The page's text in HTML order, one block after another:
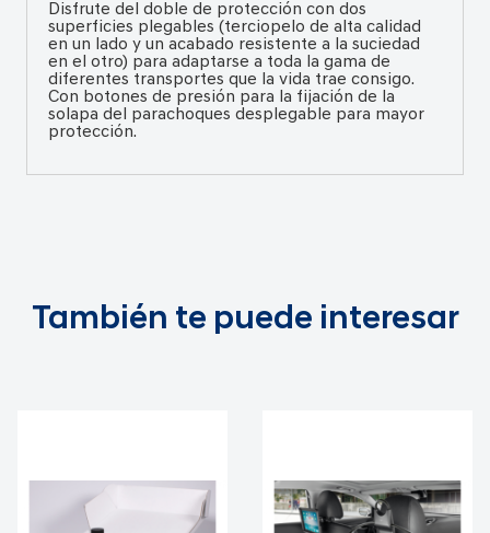
Disfrute del doble de protección con dos
superficies plegables (terciopelo de alta calidad
en un lado y un acabado resistente a la suciedad
en el otro) para adaptarse a toda la gama de
diferentes transportes que la vida trae consigo.
Con botones de presión para la fijación de la
solapa del parachoques desplegable para mayor
protección.
También te puede interesar